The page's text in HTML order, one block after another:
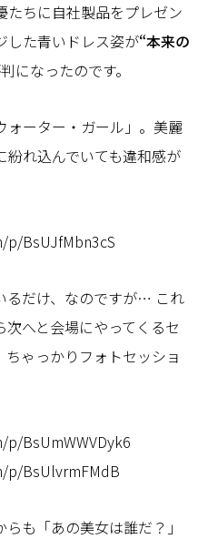
たちに自社製品をプレゼン
した青いドレス姿が“本来の
になったのです。
ォーター・ガール」。美麗
れ込んでいても違和感が
p/BsUJfMbn3cS
るだけ、なのですが… これ
へと会場にやってくるセ
ゃっかりフォトセッショ
BsUmWWVDyk6
p/BsUlvrmFMdB
も「あの美女は誰だ？」